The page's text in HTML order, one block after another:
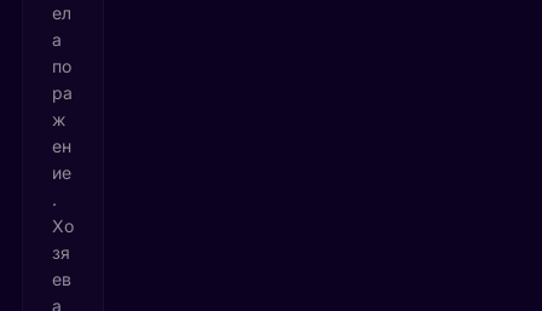
ел
а
по
ра
ж
ен
ие
.
Хо
зя
ев
а